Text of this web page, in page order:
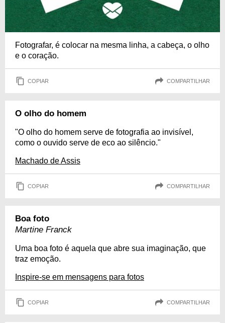
Fotografar, é colocar na mesma linha, a cabeça, o olho
e o coração.
COPIAR COMPARTILHAR
O olho do homem
"O olho do homem serve de fotografia ao invisível,
como o ouvido serve de eco ao silêncio."
Machado de Assis
COPIAR COMPARTILHAR
Boa foto
Martine Franck
Uma boa foto é aquela que abre sua imaginação, que
traz emoção.
Inspire-se em mensagens para fotos
COPIAR COMPARTILHAR